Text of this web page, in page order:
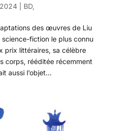
| BD,
des œuvres de Liu
science-fiction le plus connu
prix littéraires, sa célèbre
corps, rééditée récemment
aussi l’objet...